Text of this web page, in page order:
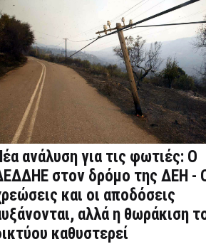
ανάλυση για τις φωτιές: Ο
στον δρόμο της ΔΕΗ -
και οι αποδόσεις
αλλά η θωράκιση
καθυστερεί